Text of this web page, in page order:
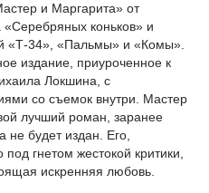
и Маргарита» от
«Серебряных коньков» и
«Т-34», «Пальмы» и «Комы».
издание, приуроченное к
Локшина, с
со съемок внутри. Мастер
лучший роман, заранее
не будет издан. Его,
гнетом жестокой критики,
искренняя любовь.